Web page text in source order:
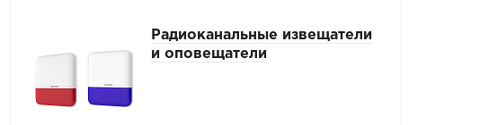
Радиоканальные извещатели
и оповещатели